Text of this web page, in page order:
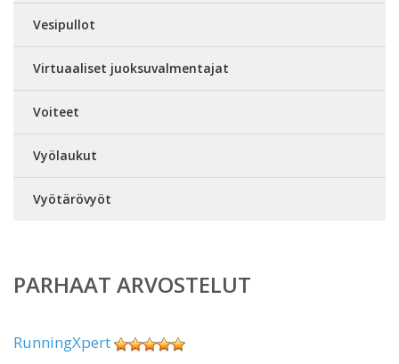
Vesipullot
Virtuaaliset juoksuvalmentajat
Voiteet
Vyölaukut
Vyötärövyöt
PARHAAT ARVOSTELUT
RunningXpert